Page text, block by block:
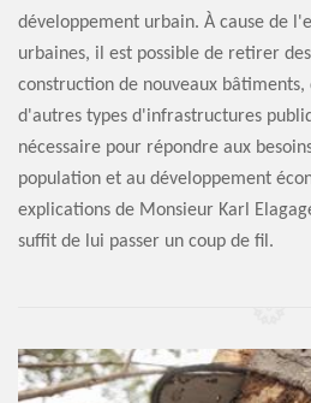
développement urbain. À cause de
urbaines, il est possible de retirer
construction de nouveaux bâtiments,
d'autres types d'infrastructures
nécessaire pour répondre aux
population et au développement
explications de Monsieur Karl
suffit de lui passer un coup de fil.